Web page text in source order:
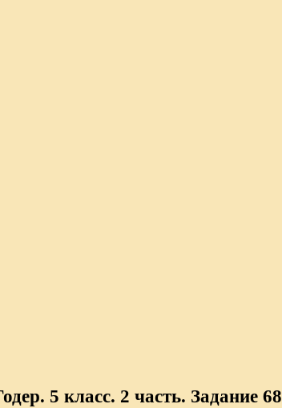
5 класс. 2 часть. Задание 68